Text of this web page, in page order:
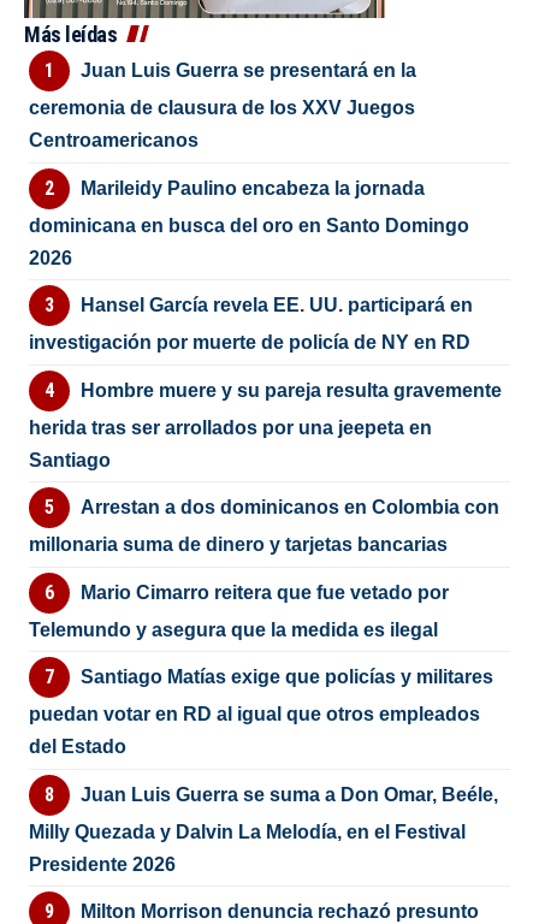
Más leídas
Juan Luis Guerra se presentará en la
ceremonia de clausura de los XXV Juegos
Centroamericanos
Marileidy Paulino encabeza la jornada
dominicana en busca del oro en Santo Domingo
2026
Hansel García revela EE. UU. participará en
investigación por muerte de policía de NY en RD
Hombre muere y su pareja resulta gravemente
herida tras ser arrollados por una jeepeta en
Santiago
Arrestan a dos dominicanos en Colombia con
millonaria suma de dinero y tarjetas bancarias
Mario Cimarro reitera que fue vetado por
Telemundo y asegura que la medida es ilegal
Santiago Matías exige que policías y militares
puedan votar en RD al igual que otros empleados
del Estado
Juan Luis Guerra se suma a Don Omar, Beéle,
Milly Quezada y Dalvin La Melodía, en el Festival
Presidente 2026
Milton Morrison denuncia rechazó presunto